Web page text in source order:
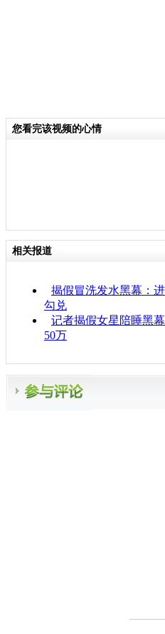
您看完该视频的心情
相关报道
揭假冒洗发水黑幕：
勾兑
记者揭假女星陪睡黑
50万